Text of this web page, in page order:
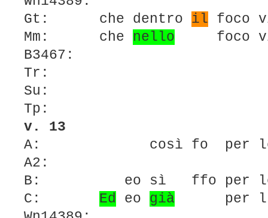
Gt: che dentro il foco
Mm: che nello foco
B3467:
Tr:
Su:
Tp:
v. 13
A: così fo per
A2:
B: eo sì ffo per
C:
Ed eo già per